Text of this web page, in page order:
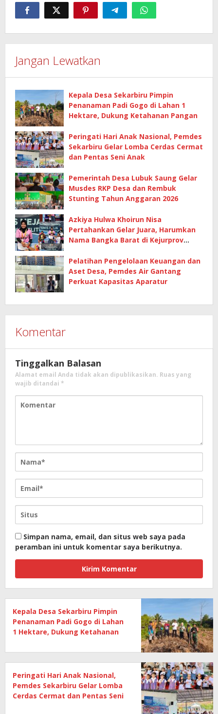
Jangan Lewatkan
Kepala Desa Sekarbiru Pimpin
Penanaman Padi Gogo di Lahan 1
Hektare, Dukung Ketahanan Pangan
Peringati Hari Anak Nasional, Pemdes
Sekarbiru Gelar Lomba Cerdas Cermat
dan Pentas Seni Anak
Pemerintah Desa Lubuk Saung Gelar
Musdes RKP Desa dan Rembuk
Stunting Tahun Anggaran 2026
Azkiya Hulwa Khoirun Nisa
Pertahankan Gelar Juara, Harumkan
Nama Bangka Barat di Kejurprov
Pelatihan Pengelolaan Keuangan dan
Aset Desa, Pemdes Air Gantang
Perkuat Kapasitas Aparatur
Komentar
Tinggalkan Balasan
Alamat email Anda tidak akan dipublikasikan. Ruas yang
wajib ditandai *
Simpan nama, email, dan situs web saya pada
peramban ini untuk komentar saya berikutnya.
Kepala Desa Sekarbiru Pimpin
Penanaman Padi Gogo di Lahan
1 Hektare, Dukung Ketahanan
Peringati Hari Anak Nasional,
Pemdes Sekarbiru Gelar Lomba
Cerdas Cermat dan Pentas Seni